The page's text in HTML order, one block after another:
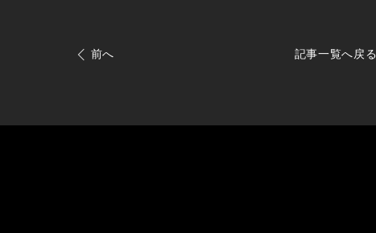
前へ 記事一覧へ戻る